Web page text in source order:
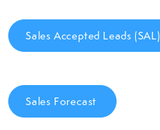
Sales Accepted Leads (SAL)
Sales Forecast